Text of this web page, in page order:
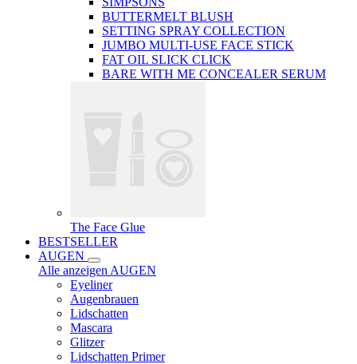
BUTTERMELT BLUSH
SETTING SPRAY COLLECTION
JUMBO MULTI-USE FACE STICK
FAT OIL SLICK CLICK
BARE WITH ME CONCEALER SERUM
The Face Glue
BESTSELLER
AUGEN
Alle anzeigen AUGEN
Eyeliner
Augenbrauen
Lidschatten
Mascara
Glitzer
Lidschatten Primer